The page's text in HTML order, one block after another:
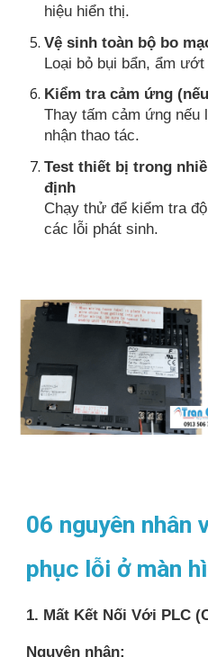
hiệu hiển thị.
Vệ sinh toàn bộ bo
Loại bỏ bụi bẩn, ẩm
Kiểm tra cảm ứng
Thay tấm cảm ứng nếu
nhận thao tác.
Test thiết bị trong
định
Chạy thử để kiểm tra
các lỗi phát sinh.
06 nguyên nhân
phục lỗi ở màn
1. Mất Kết Nối Với PLC
Nguyên nhân: